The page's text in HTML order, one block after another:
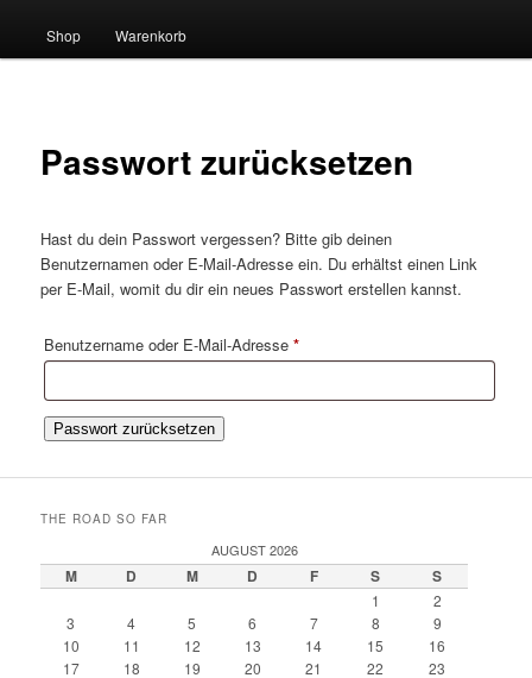
Shop Warenkorb
Passwort zurücksetzen
Hast du dein Passwort vergessen? Bitte gib deinen
Benutzernamen oder E-Mail-Adresse ein. Du erhältst einen Link
per E-Mail, womit du dir ein neues Passwort erstellen kannst.
Benutzername oder E-Mail-Adresse*Erforderlich
Passwort zurücksetzen
THE ROAD SO FAR
AUGUST 2026
M D M D F S S
1
2
3
4 5 6 7 8
9
10
11 12 13 14 15
16
17
18 19 20 21 22 23